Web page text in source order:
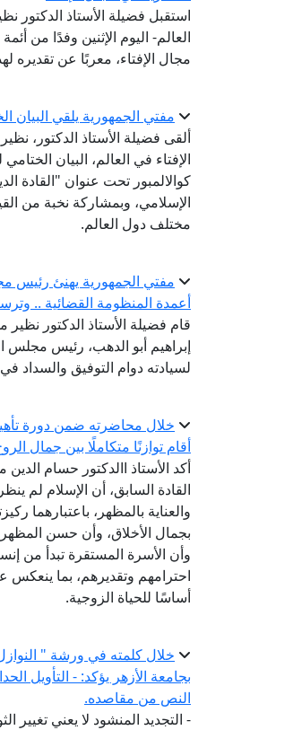
استقبل فضيلة الأستاذ الدكتور
العالم- اليوم الإثنين وفدًا من
مجال الإفتاء، معربًا عن تقديره
مفتي الجمهورية يلقي البيان الختامي للقمة
ألقى فضيلة الأستاذ الدكتور،
كوالالمبور تحت عنوان "القادة
الإسلامي، وبمشاركة نخبة من
مختلف دول العالم.
مفتي الجمهورية يهنئ رئيس
أعمدة المنظومة القضائية ..
قام فضيلة الأستاذ الدكتور نظير
إبراهيم أبو الدهب، رئيس مجلس
لسيادته دوام التوفيق والسداد
خلال محاضرته ضمن دورة
أقام توازنًا متكاملًا بين جمال
أكد الأستاذ االدكتور حسام
القادة السابق، أن الإسلام لم
والعناية بالمظهر، باعتبارهما
بجمال الأخلاق، وأن حسن
وأن الأسرة المستقرة تبدأ من
احترامهم وتقديرهم، بما ينعكس
أساسًا للحياة الزوجية.
خلال كلمته في ورشة "
بجامعة الأزهر يؤكد: - التأويل
النص من مقاصده.
- التجديد المنشود لا يعني تغيير